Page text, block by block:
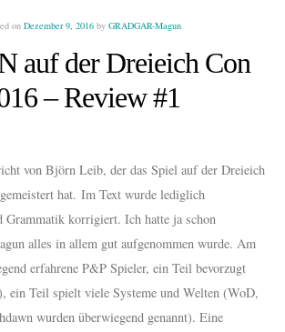
on Dezember 9, 2016 by GRADGAR-Magun
auf der Dreieich Con
– Review #1
von Björn Leib, der das Spiel auf der Dreieich
hat. Im Text wurde lediglich
Grammatik korrigiert. Ich hatte ja schon
alles in allem gut aufgenommen wurde. Am
erfahrene P&P Spieler, ein Teil bevorzugt
ein Teil spielt viele Systeme und Welten (WoD,
wurden überwiegend genannt). Eine